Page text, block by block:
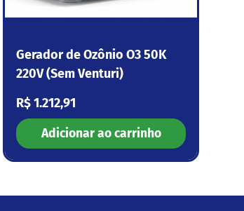
Gerador de Ozônio O3 50K
220V (Sem Venturi)
Preço normal
R$ 1.212,91
Adicionar ao carrinho